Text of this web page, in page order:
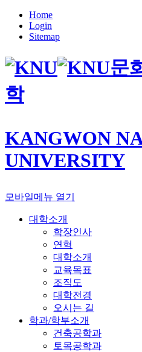
Home
Login
Sitemap
문
학
KANGWON
UNIVERSITY
모바일메뉴 열기
대학소개
학장인사
연혁
대학소개
교육목표
조직도
대학전경
오시는 길
학과/학부소개
건축공학과
토목공학과